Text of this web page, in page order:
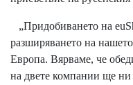
„Придобиването на
разширяването на
Европа. Вярваме, че
на двете компании ще